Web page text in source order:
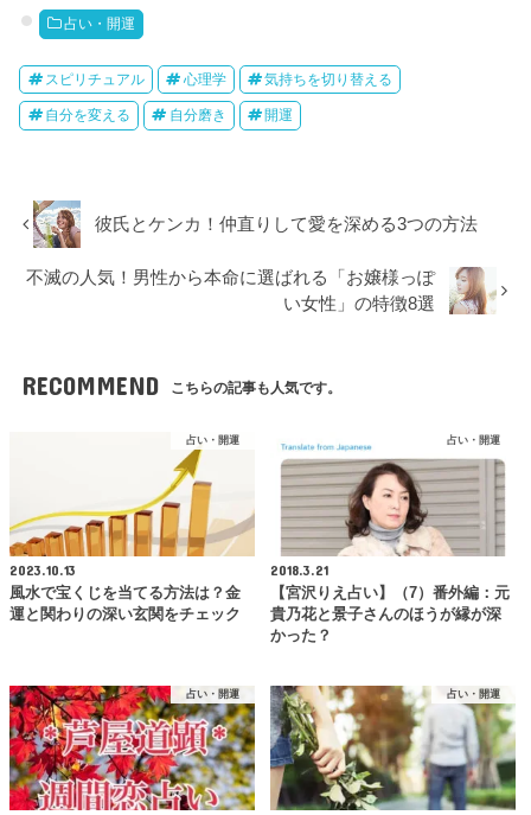
占い・開運
スピリチュアル 心理学 気持ちを切り替える
自分を変える 自分磨き 開運
彼氏とケンカ！仲直りして愛を深める3つの方法
不滅の人気！男性から本命に選ばれる「お嬢様っぽ
い女性」の特徴8選
RECOMMEND こちらの記事も人気です。
占い・開運
2023.10.13
風水で宝くじを当てる方法は？金
運と関わりの深い玄関をチェック
占い・開運
2018.3.21
【宮沢りえ占い】（7）番外編：元
貴乃花と景子さんのほうが縁が深
かった？
占い・開運 占い・開運